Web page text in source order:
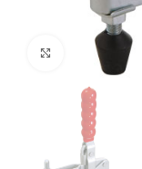
Click to enlarge